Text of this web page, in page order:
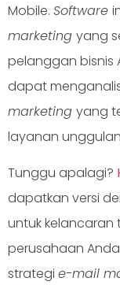
Mobile. Software
marketing yang
pelanggan bisnis
dapat
marketing yang
layanan
Tunggu apalagi?
dapatkan versi
untuk kelancaran
perusahaan
strategi e-mail